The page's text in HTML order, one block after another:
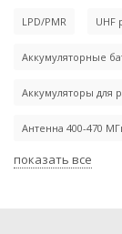
Аккумулятор
4 700₽ 5 100
Рация Терек
LPD/PMR UHF
Аккумуляторные
Аккумуляторы для
Антенна 400-470
показать все